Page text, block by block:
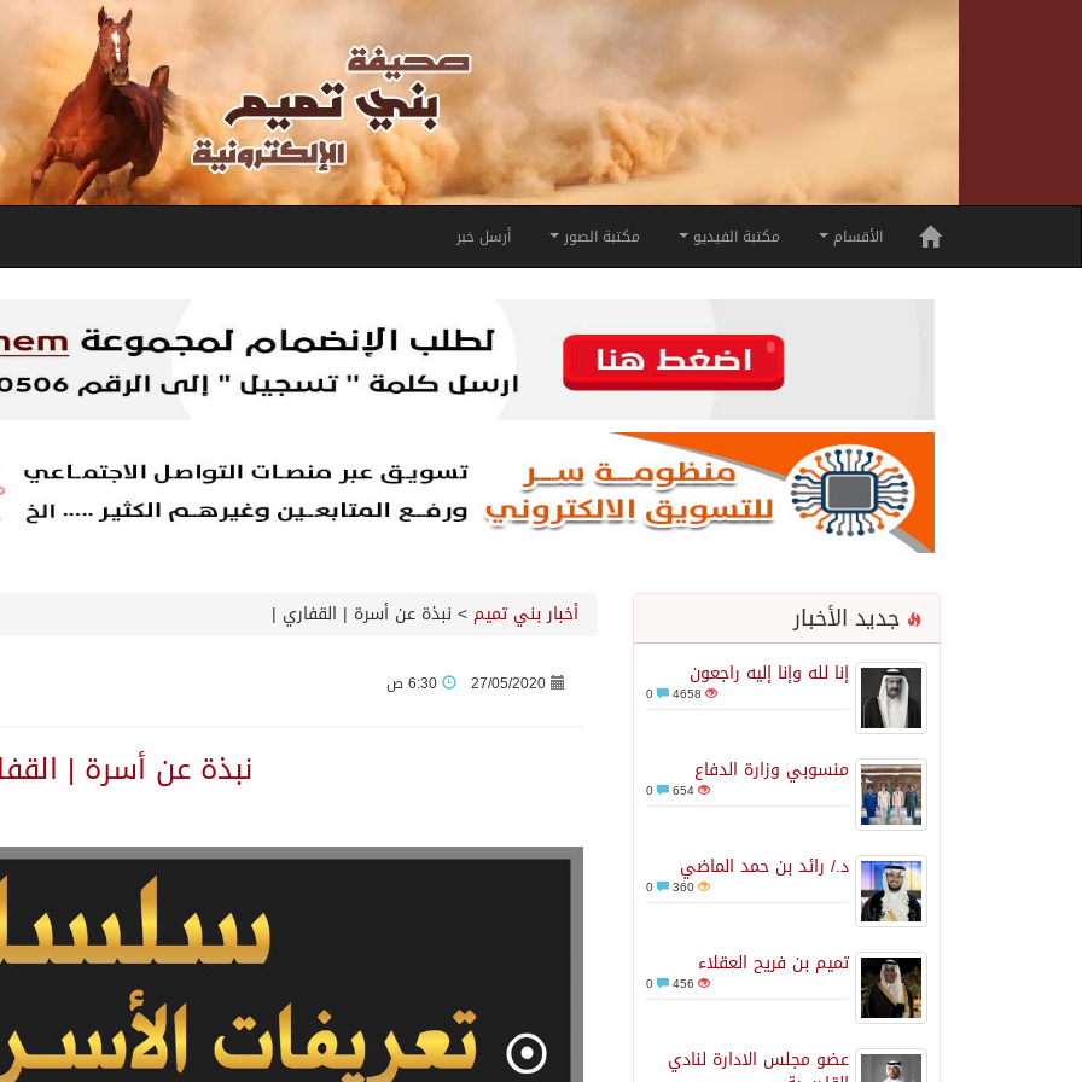
الأقسام مكتبة الفيديو مكتبة الصور أرسل خبر
جديد الأخبار
إنا لله وإنا إليه راجعون
4658
منسوبي وزارة الدفاع
654
د./ رائد بن حمد الماضي
360
تميم بن فريح العقلاء
456
عضو مجلس الادارة لنادي
أخبار بني تميم > نبذة عن أسرة | القفاري |
27/05/2020
نبذة عن أسرة |